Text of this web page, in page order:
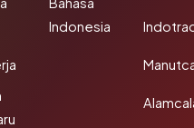
Indonesia